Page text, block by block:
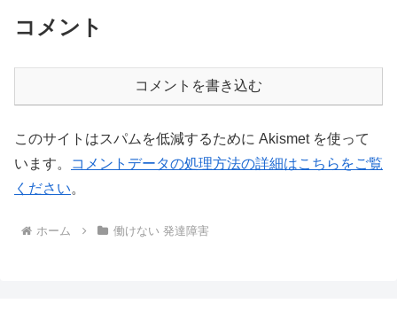
コメント
コメントを書き込む
このサイトはスパムを低減するために Akismet を使って
います。
コメントデータの処理方法の詳細はこちらをご覧
ください。
ホーム 働けない 発達障害